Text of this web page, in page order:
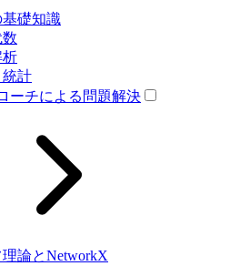
礎知識
析
計
ーチによる問題解決
論とNetworkX